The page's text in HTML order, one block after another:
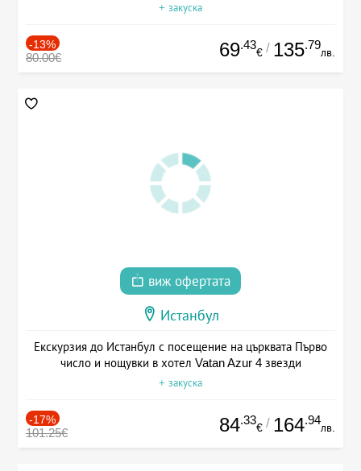
+ закуска
-13%
80.00€ 69.43
€ / 135.79
лв.
виж офертата
Истанбул
Екскурзия до Истанбул с посещение на църквата Първо
число и нощувки в хотел Vatan Azur 4 звезди
+ закуска
-17%
101.25€ 84.33
€ / 164.94
лв.